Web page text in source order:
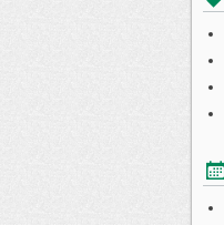
る: